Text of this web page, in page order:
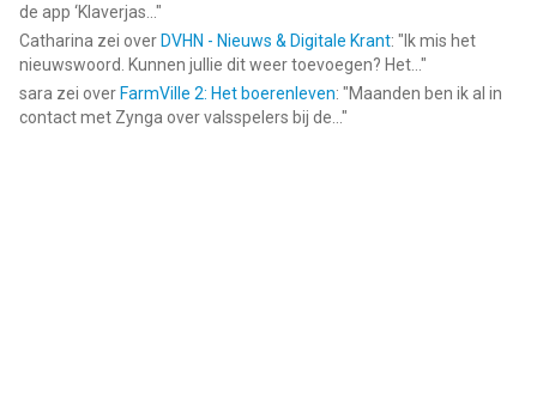
de app ‘Klaverjas... "
Catharina zei over DVHN - Nieuws & Digitale Krant: " Ik mis het
nieuwswoord. Kunnen jullie dit weer toevoegen? Het... "
sara zei over FarmVille 2: Het boerenleven: "Maanden ben ik al in
contact met Zynga over valsspelers bij de... "